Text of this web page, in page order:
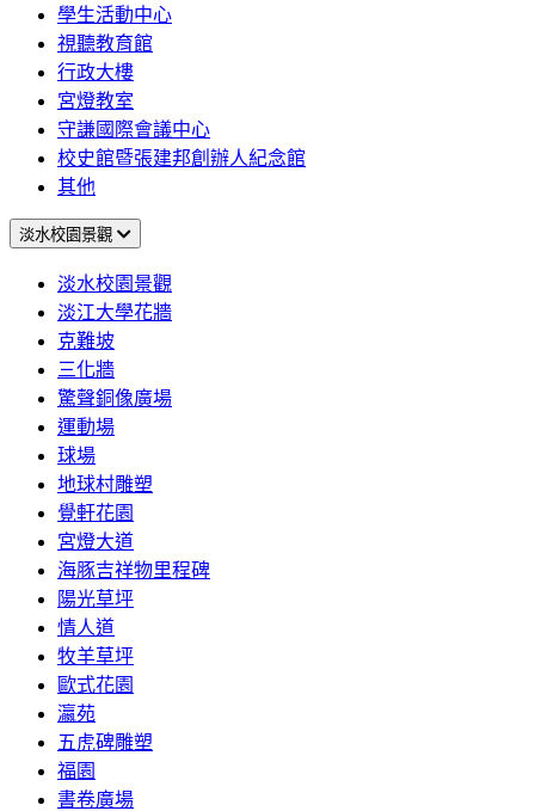
學生活動中心
視聽教育館
行政大樓
宮燈教室
守謙國際會議中心
校史館暨張建邦創辦人紀念館
其他
淡水校園景觀
淡水校園景觀
淡江大學花牆
克難坡
三化牆
驚聲銅像廣場
運動場
球場
地球村雕塑
覺軒花園
宮燈大道
海豚吉祥物里程碑
陽光草坪
情人道
牧羊草坪
歐式花園
瀛苑
五虎碑雕塑
福園
書卷廣場